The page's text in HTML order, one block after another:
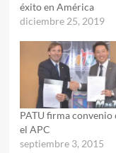
éxito en América
diciembre 25, 2019
PATU firma convenio
el APC
septiembre 3, 2015